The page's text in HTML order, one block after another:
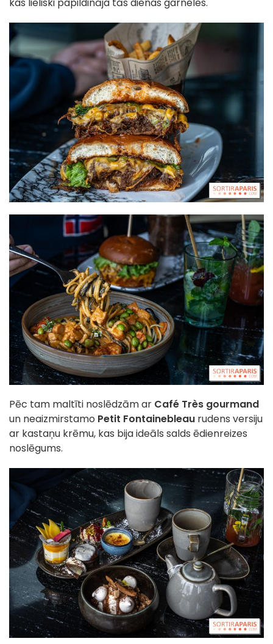
Pēc tam maltīti noslēdzām ar Café Très gourmand
un neaizmirstamo Petit Fontainebleau rudens versiju
ar kastaņu krēmu, kas bija ideāls salds ēdienreizes
noslēgums.